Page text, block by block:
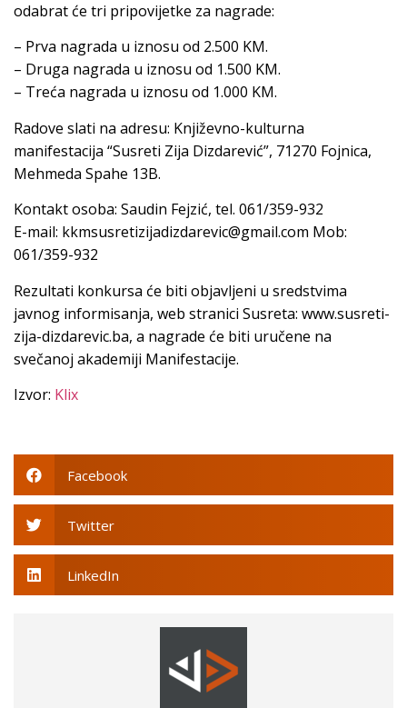
odabrat će tri pripovijetke za nagrade:
– Prva nagrada u iznosu od 2.500 KM.
– Druga nagrada u iznosu od 1.500 KM.
– Treća nagrada u iznosu od 1.000 KM.
Radove slati na adresu: Književno-kulturna
manifestacija “Susreti Zija Dizdarević”, 71270 Fojnica,
Mehmeda Spahe 13B.
Kontakt osoba: Saudin Fejzić, tel. 061/359-932
E-mail: kkmsusretizijadizdarevic@gmail.com Mob:
061/359-932
Rezultati konkursa će biti objavljeni u sredstvima
javnog informisanja, web stranici Susreta: www.susreti-
zija-dizdarevic.ba, a nagrade će biti uručene na
svečanoj akademiji Manifestacije.
Izvor: Klix
Facebook
Twitter
LinkedIn